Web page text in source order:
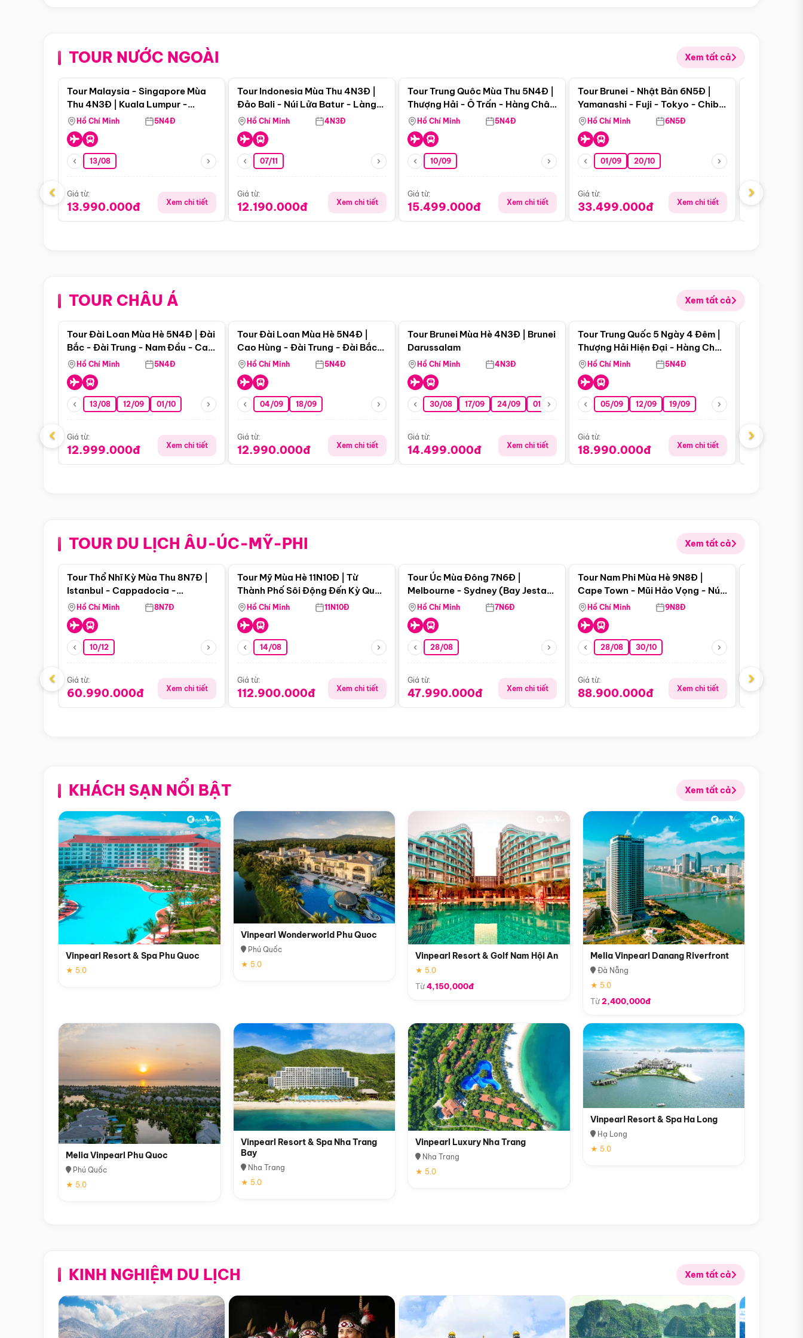
TOUR NƯỚC NGOÀI Xem tất cả
Điểm nổi bật
Tour Malaysia - Singapore Mùa
Thu 4N3Đ | Kuala Lumpur -
Malacca - Johor Baru -
Singapore
Hồ Chí Minh 5N4Đ
13/08
Giá từ:
13.990.000đ Xem chi tiết
Tour Indonesia Mùa Thu 4N3Đ |
Đảo Bali - Núi Lửa Batur - Làng
Penglipuran
Hồ Chí Minh 4N3Đ
07/11
Giá từ:
12.190.000đ Xem chi tiết
Tour Trung Quôc Mùa Thu 5N4Đ |
Thượng Hải - Ô Trấn - Hàng Châu
(Tour Không Shopping)
Hồ Chí Minh 5N4Đ
10/09
Giá từ:
15.499.000đ Xem chi tiết
Điểm nổi bật
Tour Brunei - Nhật Bản 6N5Đ |
Yamanashi - Fuji - Tokyo - Chiba
- Freeday
Hồ Chí Minh 6N5Đ
01/09 20/10
Giá từ:
33.499.000đ Xem chi tiết
Giá từ:
‹ ›
TOUR CHÂU Á Xem tất cả
Điểm nổi bật
Tour Đài Loan Mùa Hè 5N4Đ | Đài
Bắc - Đài Trung - Nam Đầu - Cao
Hùng ( Bay Vn)
Hồ Chí Minh 5N4Đ
13/08 12/09 01/10
Giá từ:
12.999.000đ Xem chi tiết
Tour Đài Loan Mùa Hè 5N4Đ |
Cao Hùng - Đài Trung - Đài Bắc
(Bay Vj)
Hồ Chí Minh 5N4Đ
04/09 18/09
Giá từ:
12.990.000đ Xem chi tiết
Tour Brunei Mùa Hè 4N3Đ | Brunei
Darussalam
Hồ Chí Minh 4N3Đ
30/08 17/09 24/09 01/10 15/10 29/10
Giá từ:
14.499.000đ Xem chi tiết
Điểm nổi bật
Tour Trung Quốc 5 Ngày 4 Đêm |
Thượng Hải Hiện Đại - Hàng Châu
Nên Thơ - Ô Trấn Cổ Kính
Hồ Chí Minh 5N4Đ
05/09 12/09 19/09
Giá từ:
18.990.000đ Xem chi tiết
Giá từ:
‹ ›
TOUR DU LỊCH ÂU-ÚC-MỸ-PHI Xem tất cả
Điểm nổi bật
Tour Thổ Nhĩ Kỳ Mùa Thu 8N7Đ |
Istanbul - Cappadocia -
Pamukkale
Hồ Chí Minh 8N7Đ
10/12
Giá từ:
60.990.000đ Xem chi tiết
Tour Mỹ Mùa Hè 11N10Đ | Từ
Thành Phố Sôi Động Đến Kỳ Quan
Thiên Nhiên Mỹ
Hồ Chí Minh 11N10Đ
14/08
Giá từ:
112.900.000đ Xem chi tiết
Tour Úc Mùa Đông 7N6Đ |
Melbourne - Sydney (Bay Jestar
Airways)
Hồ Chí Minh 7N6Đ
28/08
Giá từ:
47.990.000đ Xem chi tiết
Điểm nổi bật
Tour Nam Phi Mùa Hè 9N8Đ |
Cape Town - Mũi Hảo Vọng - Núi
Bàn - Johannesburg - Pretoria -
Safari - Lodge
Hồ Chí Minh 9N8Đ
28/08 30/10
Giá từ:
88.900.000đ Xem chi tiết
Giá từ:
‹ ›
KHÁCH SẠN NỔI BẬT Xem tất cả
Vinpearl Resort & Spa Phu Quoc
★ 5.0
Vinpearl Wonderworld Phu Quoc
Phú Quốc
★ 5.0
Vinpearl Resort & Golf Nam Hội An
★ 5.0
Từ4,150,000đ
Melia Vinpearl Danang Riverfront
Đà Nẵng
★ 5.0
Từ2,400,000đ
Melia Vinpearl Phu Quoc
Phú Quốc
★ 5.0
Vinpearl Resort & Spa Nha Trang
Bay
Nha Trang
★ 5.0
Vinpearl Luxury Nha Trang
Nha Trang
★ 5.0
Vinpearl Resort & Spa Ha Long
Hạ Long
★ 5.0
KINH NGHIỆM DU LỊCH Xem tất cả